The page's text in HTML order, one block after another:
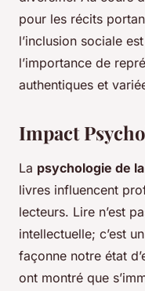
pour les récits
l’inclusion sociale
l’importance de
authentiques et
Impact
La psychologie de
livres influencent
lecteurs. Lire n’est
intellectuelle; c’est
façonne notre état
ont montré que